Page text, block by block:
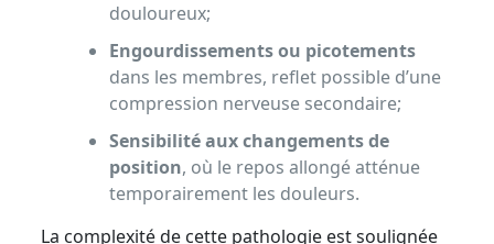
douloureux;
Engourdissements ou picotements
dans les membres, reflet possible d’une
compression nerveuse secondaire;
Sensibilité aux changements de
position, où le repos allongé atténue
temporairement les douleurs.
La complexité de cette pathologie est soulignée